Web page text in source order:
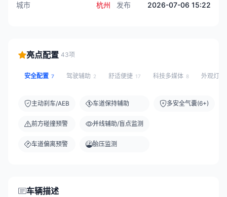
城市
杭州 发布 2026-07-06 15:22
亮点配置 43项
安全配置 7 驾驶辅助 2 舒适便捷 17 科技多媒体 8 外观灯光
主动刹车/AEB
前方碰撞预警
车道偏离预警
车道保持辅助
并线辅助/盲点监测
胎压监测
多安全气囊(6+)
车辆描述